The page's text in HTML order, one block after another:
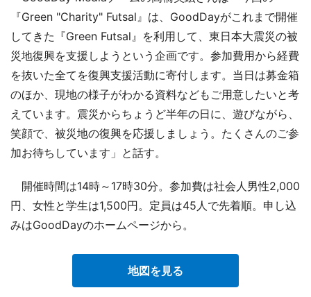
『Green "Charity" Futsal』は、GoodDayがこれまで開催
してきた『Green Futsal』を利用して、東日本大震災の被
災地復興を支援しようという企画です。参加費用から経費
を抜いた全てを復興支援活動に寄付します。当日は募金箱
のほか、現地の様子がわかる資料などもご用意したいと考
えています。震災からちょうど半年の日に、遊びながら、
笑顔で、被災地の復興を応援しましょう。たくさんのご参
加お待ちしています」と話す。
開催時間は14時～17時30分。参加費は社会人男性2,000
円、女性と学生は1,500円。定員は45人で先着順。申し込
みはGoodDayのホームページから。
地図を見る